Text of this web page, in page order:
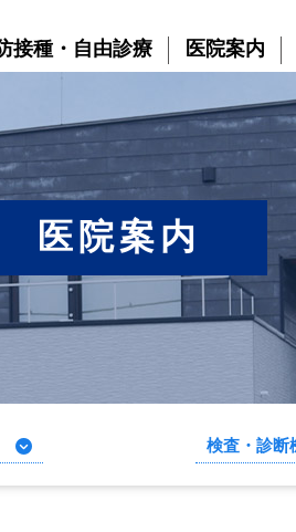
接種・自由診療 医院案内
医院案内
検査・診断